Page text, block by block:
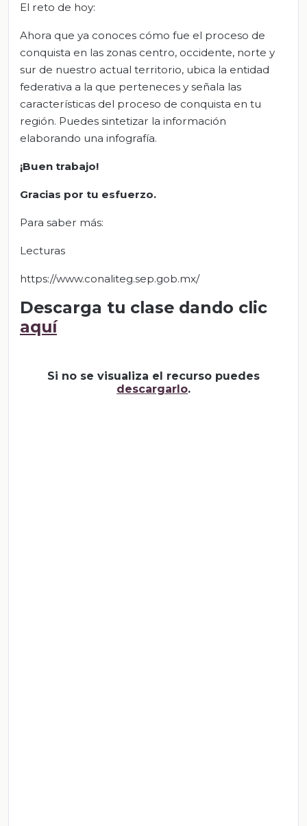
El reto de hoy:
Ahora que ya conoces cómo fue el proceso de
conquista en las zonas centro, occidente, norte y
sur de nuestro actual territorio, ubica la entidad
federativa a la que perteneces y señala las
características del proceso de conquista en tu
región. Puedes sintetizar la información
elaborando una infografía.
¡Buen trabajo!
Gracias por tu esfuerzo.
Para saber más:
Lecturas
https://www.conaliteg.sep.gob.mx/
Descarga tu clase dando clic
aquí
Si no se visualiza el recurso puedes
descargarlo.